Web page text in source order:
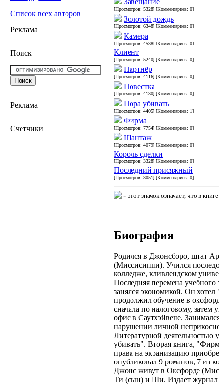
Список всех авторов
Реклама
Поиск
Реклама
Счетчики
[Просмотров: 5328] [Комментариев: 0]
Золотой дождь
[Просмотров: 6348] [Комментариев: 0]
Камера
[Просмотров: 4538] [Комментариев: 0]
Клиент
[Просмотров: 5240] [Комментариев: 0]
Партнёр
[Просмотров: 4116] [Комментариев: 0]
Повестка
[Просмотров: 4130] [Комментариев: 0]
Пора убивать
[Просмотров: 4405] [Комментариев: 1]
Фирма
[Просмотров: 7754] [Комментариев: 0]
Шантаж
[Просмотров: 4079] [Комментариев: 0]
Король сделки
[Просмотров: 3328] [Комментариев: 0]
Последний присяжный
[Просмотров: 3051] [Комментариев: 0]
- этот значок означает, что в
Биография
Родился в Джонсборо, штат
(Миссисиппи). Учился
колледже, кливлендском
Последняя перемена учебного
занялся экономикой. Он
продолжил обучение в
сначала по налоговому, затем
офис в Саутхэйвене.
нарушении личной
Литературной деятельностью
убивать". Вторая книга,
права на экранизацию
опубликовал 9 романов, 7 из
Джонс живут в Оксфорде
Ти (сын) и Ши. Издает журнал